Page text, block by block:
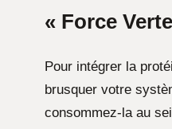
« Force
Pour intégrer la
brusquer votre
consommez-la au